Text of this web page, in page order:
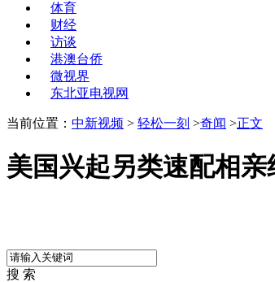
体育
财经
访谈
港澳台侨
微视界
东北亚电视网
当前位置： 中新视频 > 轻松一刻 >奇闻 >正文
美国兴起另类速配相
搜 索